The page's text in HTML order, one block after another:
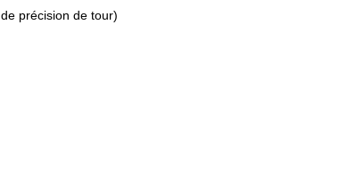
précision de tour)